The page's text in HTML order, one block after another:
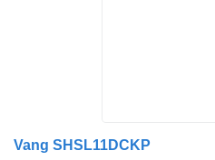
Vang SHSL11DCKP